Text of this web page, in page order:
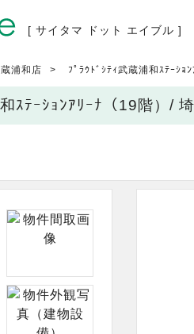
[ サイタマ ドット エイブル ]
浦和店 ﾌﾟﾗｳﾄﾞｼﾃｨ武蔵浦和ｽﾃｰｼｮﾝ
ｽﾃｰｼｮﾝｱﾘｰﾅ（19階）/